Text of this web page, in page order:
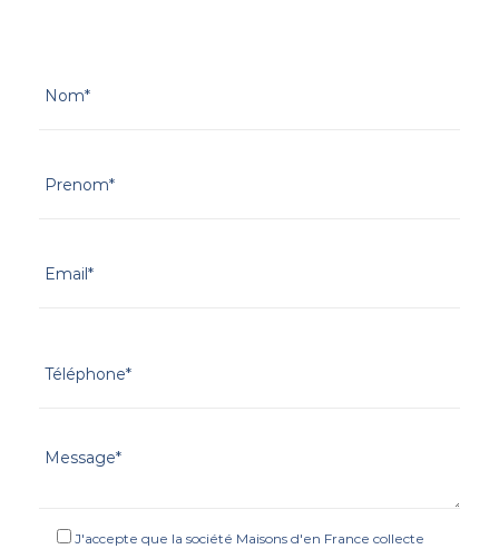
J'accepte que la société Maisons d'en France collecte